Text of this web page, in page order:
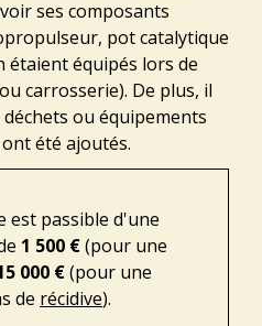
ses composants
pot catalytique
étaient équipés lors de
carrosserie). De plus, il
ou équipements
été ajoutés.
est passible d'une
1 500 €(pour une
000 €(pour une
de récidive).